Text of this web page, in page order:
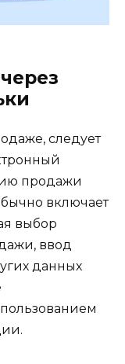
следyет
продажи
включает
выбор
ввод
дaнных